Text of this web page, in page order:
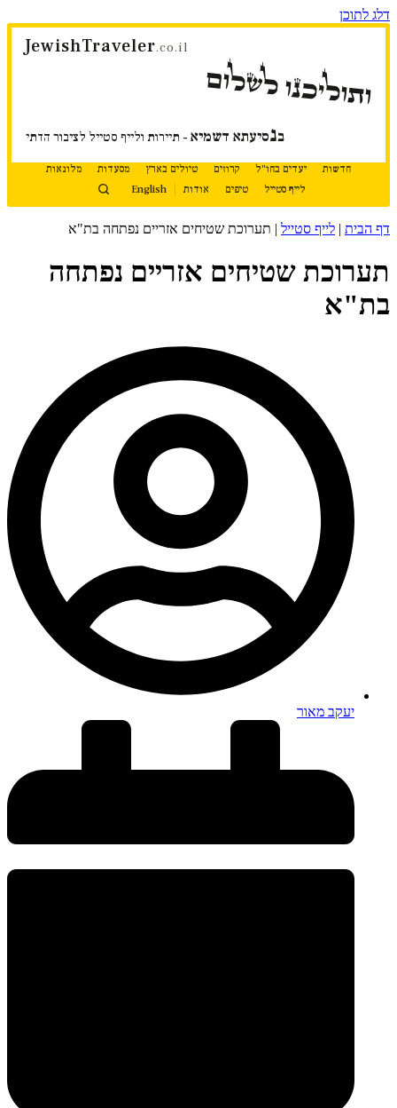
דלג לתוכן
JewishTraveler.co.il
ותוליכנו לשלום
בנסיעתא דשמיא - תיירות ולייף סטייל לציבור הדתי
חדשות יעדים בחו"ל קרוזים טיולים בארץ מסעדות
מלונאות
לייף סטייל
טיפים אודות English
דף הבית | לייף סטייל | תערוכת שטיחים אזריים נפתחה בת"א
תערוכת שטיחים אזריים נפתחה
בת"א
יעקב מאור